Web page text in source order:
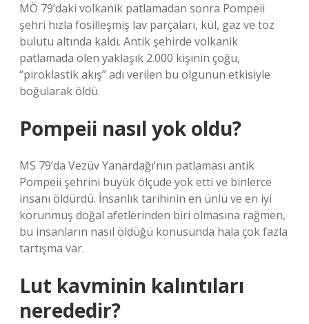
MÖ 79’daki volkanik patlamadan sonra Pompeii
şehri hızla fosilleşmiş lav parçaları, kül, gaz ve toz
bulutu altında kaldı. Antik şehirde volkanik
patlamada ölen yaklaşık 2.000 kişinin çoğu,
“piroklastik akış” adı verilen bu olgunun etkisiyle
boğularak öldü.
Pompeii nasıl yok oldu?
MS 79’da Vezüv Yanardağı’nın patlaması antik
Pompeii şehrini büyük ölçüde yok etti ve binlerce
insanı öldürdü. İnsanlık tarihinin en ünlü ve en iyi
korunmuş doğal afetlerinden biri olmasına rağmen,
bu insanların nasıl öldüğü konusunda hala çok fazla
tartışma var.
Lut kavminin kalıntıları
nerededir?